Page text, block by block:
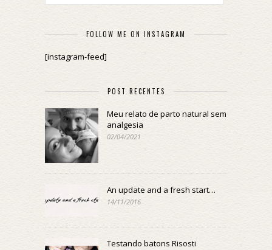
FOLLOW ME ON INSTAGRAM
[instagram-feed]
POST RECENTES
Meu relato de parto natural sem
analgesia
02/04/2021
An update and a fresh start…
14/11/2016
Testando batons Risosti